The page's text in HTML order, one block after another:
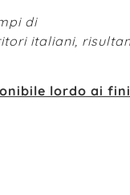
di
italiani,
lordo ai fini